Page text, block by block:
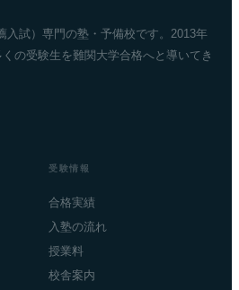
入試）専門の塾・予備校です。2013年
の受験生を難関大学合格へと導いてき
受験情報
合格実績
入塾の流れ
授業料
校舎案内